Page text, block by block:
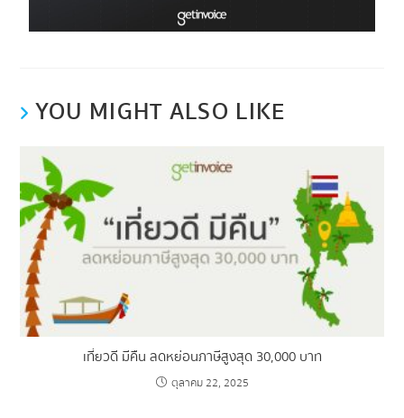
YOU MIGHT ALSO LIKE
เที่ยวดี มีคืน ลดหย่อนภาษีสูงสุด 30,000 บาท
ตุลาคม 22, 2025